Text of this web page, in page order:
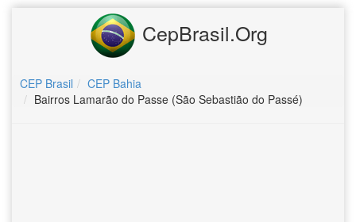
CepBrasil.Org
CEP Brasil
CEP Bahia
Bairros Lamarão do Passe (São Sebastião do Passé)